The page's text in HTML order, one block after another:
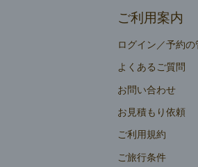
ご利用案内
ログイン／予約の
よくあるご質問
お問い合わせ
お見積もり依頼
ご利用規約
ご旅行条件